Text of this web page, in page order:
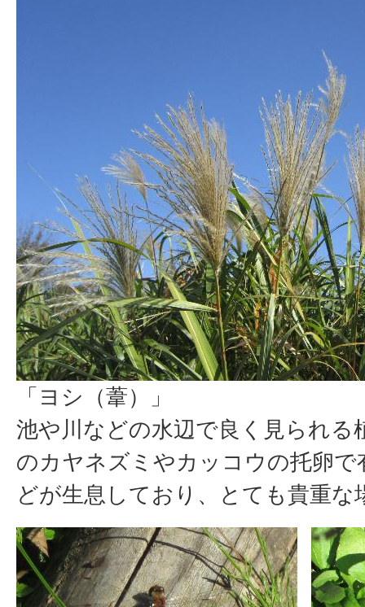
「ヨシ（葦）」
池や川などの水辺で良く見られる
のカヤネズミやカッコウの托卵
どが生息しており、とても貴重な